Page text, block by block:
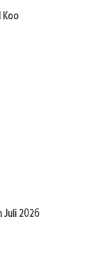
Koo
Juli 2026